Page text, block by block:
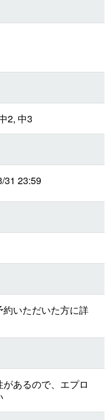
2, 中3
31 23:59
いただいた方に詳
あるので、エプロ